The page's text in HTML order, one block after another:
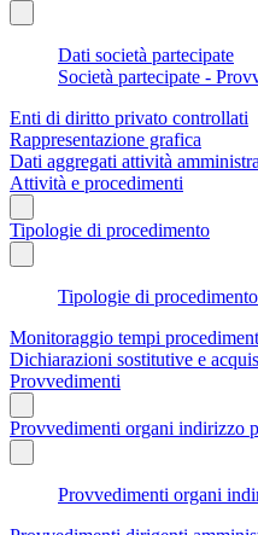
Dati società partecipate
Società partecipate -
Enti di diritto privato controllati
Rappresentazione grafica
Dati aggregati attività
Attività e procedimenti
Tipologie di procedimento
Tipologie di
Monitoraggio tempi
Dichiarazioni sostitutive e
Provvedimenti
Provvedimenti organi indirizzo
Provvedimenti organi